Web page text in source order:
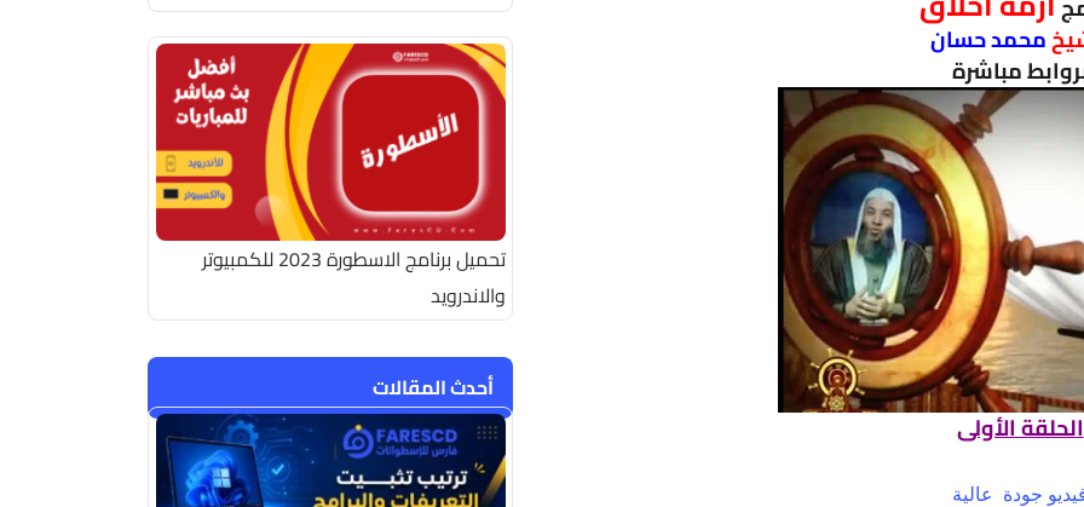
محمد حسان
مباشرة
الحلقة الأولى
جودة عالية
تحميل برنامج الاسطورة 2023 للكمبيوتر
والاندرويد
أحدث المقالات